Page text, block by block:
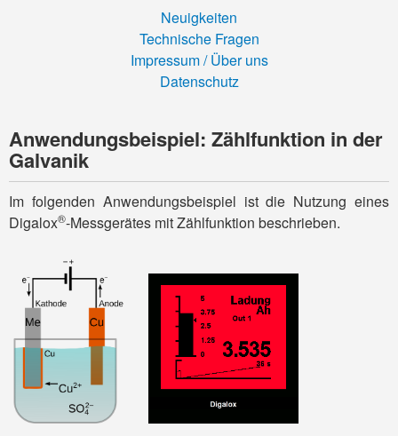
Neuigkeiten
Technische Fragen
Impressum / Über uns
Datenschutz
Anwendungsbeispiel: Zählfunktion in der
Galvanik
Im folgenden Anwendungs­beispiel ist die Nutzung eines
Digalox®-Mess­gerätes mit Zähl­funktion beschrieben.